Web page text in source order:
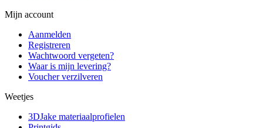
Mijn account
Aanmelden
Registreren
Wachtwoord vergeten?
Waar is mijn levering?
Voucher verzilveren
Weetjes
3DJake materiaalprofielen